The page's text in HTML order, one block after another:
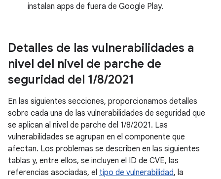
instalan apps de fuera de Google Play.
Detalles de las vulnerabilidades a
nivel del nivel de parche de
seguridad del 1/8/2021
En las siguientes secciones, proporcionamos detalles
sobre cada una de las vulnerabilidades de seguridad que
se aplican al nivel de parche del 1/8/2021. Las
vulnerabilidades se agrupan en el componente que
afectan. Los problemas se describen en las siguientes
tablas y, entre ellos, se incluyen el ID de CVE, las
referencias asociadas, el tipo de vulnerabilidad, la